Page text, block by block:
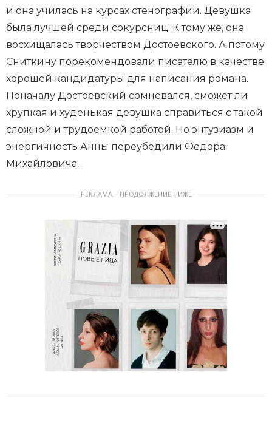
и она училась на курсах стенографии. Девушка
была лучшей среди сокурсниц. К тому же, она
восхищалась творчеством Достоевского. А потому
Сниткину порекомендовали писателю в качестве
хорошей кандидатуры для написания романа.
Поначалу Достоевский сомневался, сможет ли
хрупкая и худенькая девушка справиться с такой
сложной и трудоемкой работой. Но энтузиазм и
энергичность Анны переубедили Федора
Михайловича.
РЕКЛАМА – ПРОДОЛЖЕНИЕ НИЖЕ